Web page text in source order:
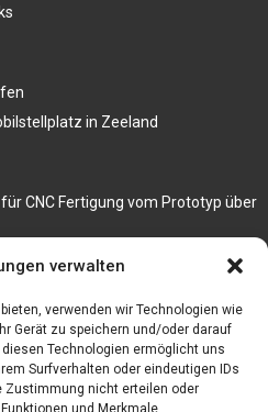
verwalten
verwenden wir Technologien wie
Gerät zu speichern und/oder darauf
Technologien ermöglicht uns
Surfverhalten oder eindeutigen IDs
Zustimmung nicht erteilen oder
und Merkmale
in Zeeland
CNC Fertigung vom Prototyp über